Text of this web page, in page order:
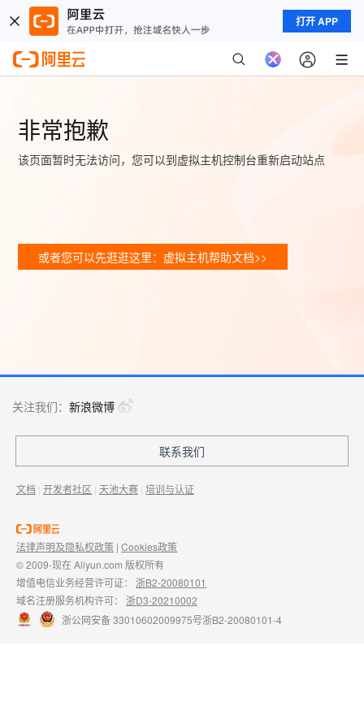
打开 APP
非常抱歉
该页面暂时无法访问，您可以到虚拟主机控制台重新启动站点
或者您可以先逛逛这里：虚拟主机帮助文档>>